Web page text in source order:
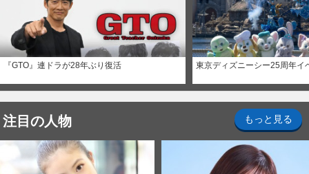
『GTO』連ドラが28年ぶり復活 東京ディズニーシー25周年イ
注目の人物 もっと見る